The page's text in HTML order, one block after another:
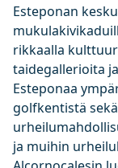
Esteponan
rikkaalla
taidegallerioita
Esteponaa
golfkentistä
ja muihin